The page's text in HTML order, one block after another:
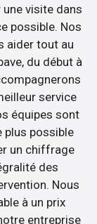
visite dans
possible. Nos
aider tout au
du début à
service
équipes sont
possible
un chiffrage
des
Nous
à un prix
entreprise